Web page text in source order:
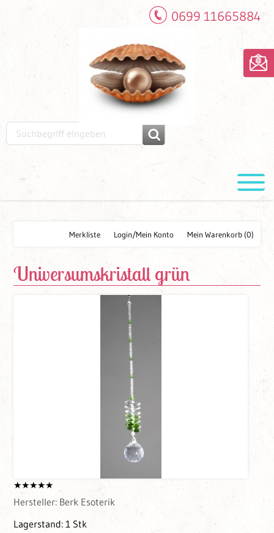
0699 11665884
Mein Warenkorb (0)
Login/Mein Konto
Merkliste
Universumskristall grün
Hersteller: Berk Esoterik
Lagerstand:1 Stk